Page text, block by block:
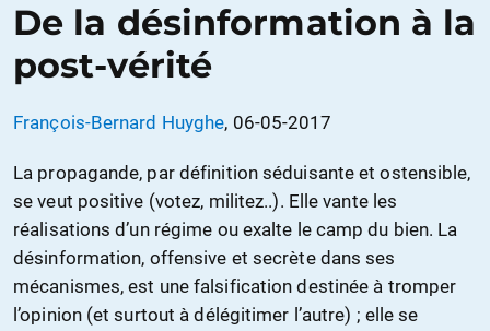
De la désinformation à la
post-vérité
François-Bernard Huyghe, 06-05-2017
La propagande, par définition séduisante et ostensible,
se veut positive (votez, militez..). Elle vante les
réalisations d’un régime ou exalte le camp du bien. La
désinformation, offensive et secrète dans ses
mécanismes, est une falsification destinée à tromper
l’opinion (et surtout à délégitimer l’autre) ; elle se